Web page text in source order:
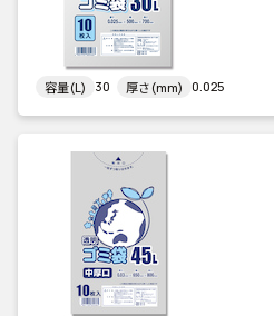
容量(L) 30 厚さ(mm) 0.025